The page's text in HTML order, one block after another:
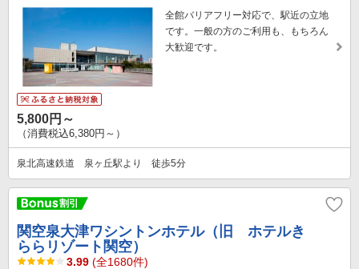
全館バリアフリー対応で、駅近の立地
です。一般の方のご利用も、もちろん
大歓迎です。
5,800円～
（消費税込6,380円～）
泉北高速鉄道 泉ヶ丘駅より 徒歩5分
関空泉大津ワシントンホテル（旧 ホテルき
ららリゾート関空）
3.99 (全1680件)